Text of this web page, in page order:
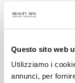
Questo sito web
Utilizziamo i
annunci, per